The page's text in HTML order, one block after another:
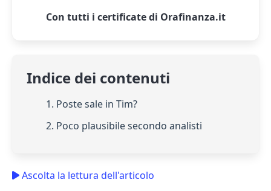
Con tutti i certificate di Orafinanza.it
Indice dei contenuti
1. Poste sale in Tim?
2. Poco plausibile secondo analisti
Ascolta la lettura dell'articolo